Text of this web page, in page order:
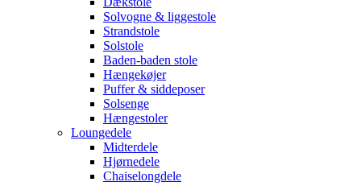
Solvogne & liggestole
Strandstole
Solstole
Baden-baden stole
Hængekøjer
Puffer & siddeposer
Solsenge
Hængestoler
Loungedele
Midterdele
Hjørnedele
Chaiselongdele